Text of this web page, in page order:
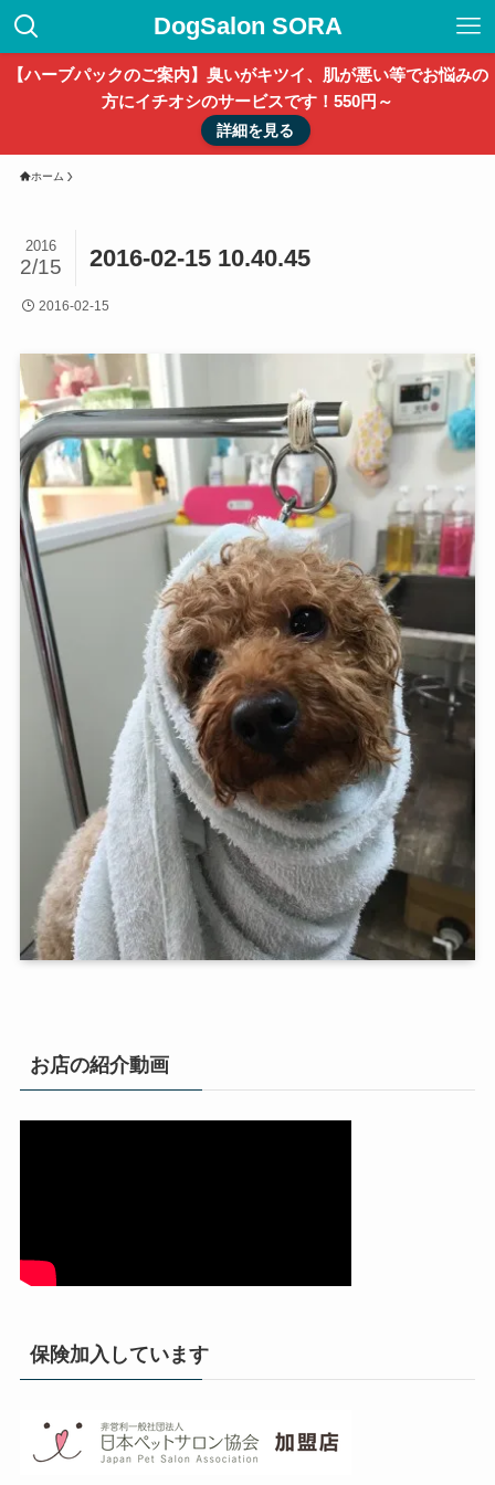
DogSalon SORA
【ハーブパックのご案内】臭いがキツイ、肌が悪い等でお悩みの
方にイチオシのサービスです！550円～
詳細を見る
ホーム
2016-02-15 10.40.45
2016
2/15
2016-02-15
お店の紹介動画
保険加入しています